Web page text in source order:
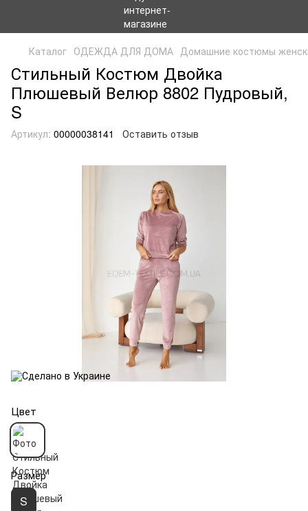
Каталог ОДЕЖДА ДЛЯ ДОМА Домашние костюмы
Стильный Костюм Двойка
Плюшевый Велюр 8802 Пудровый,
S
Артикул: 00000038141 Оставить отзыв
Цвет
Размер
S